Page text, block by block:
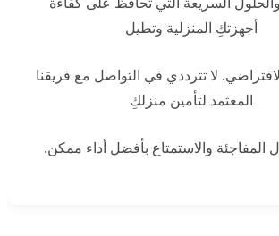
أجهزتكِ المنزلية وتطيل
لا تترددي في التواصل مع فريقنا
المعتمد لتأمين منزلكِ
المفاجئة والاستمتاع بأفضل أداء ممكن.